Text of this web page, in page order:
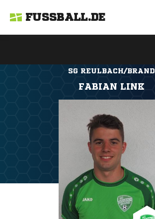
FUSSBALL.DE
SG REULBACH/BRAND
FABIAN LINK